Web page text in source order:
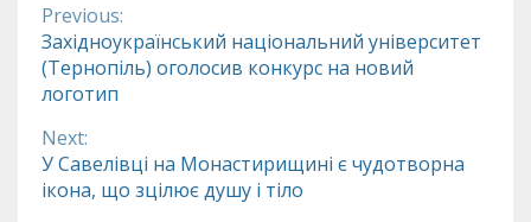
Continue
Reading
Previous:
Західноукраїнський національний університет
(Тернопіль) оголосив конкурс на новий
логотип
Next:
У Савелівці на Монастирищині є чудотворна
ікона, що зцілює душу і тіло